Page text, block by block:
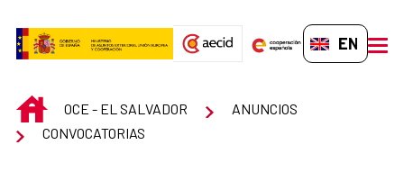
EN-GB
INICIOOCE - EL SALVADOR
ANUNCIOS
CONVOCATORIAS